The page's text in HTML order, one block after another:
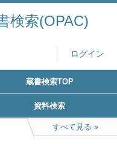
検索(OPAC)
ログイン
蔵書検索TOP
資料検索
すべて見る